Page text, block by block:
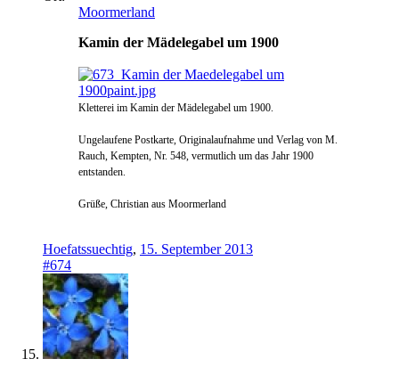
Moormerland
Kamin der Mädelegabel um 1900
Kletterei im Kamin der Mädelegabel um 1900.
Ungelaufene Postkarte, Originalaufnahme und Verlag von M.
Rauch, Kempten, Nr. 548, vermutlich um das Jahr 1900
entstanden.
Grüße, Christian aus Moormerland
Hoefatssuechtig, 15. September 2013
#674